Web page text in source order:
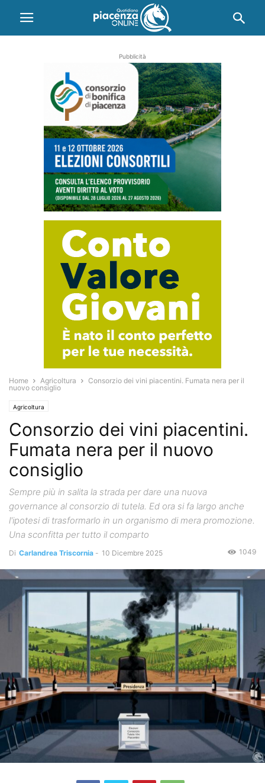
Pubblicità
Home Agricoltura
Consorzio dei vini piacentini. Fumata nera per il
nuovo consiglio
Agricoltura
Consorzio dei vini piacentini.
Fumata nera per il nuovo
consiglio
Sempre più in salita la strada per dare una nuova
governance al consorzio di tutela. Ed ora si fa largo anche
l'ipotesi di trasformarlo in un organismo di mera promozione.
Una sconfitta per tutto il comparto
Di Carlandrea Triscornia - 10 Dicembre 2025 1049